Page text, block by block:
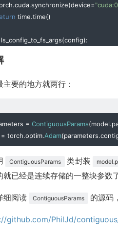
.cuda.synchronize(device=
time.time()
ls_config_to_fs_args(config):
Args:
encoder_ffn_embed_dim
encoder_attention_heads
: int
dropout
: float
attention_dropout
: float
activation_dropout
float
Args
config
hidden_size
config
intermediate_size
主要的地方就两行：
= ContiguousParams(model.
= torch.optim.Adam(parameters.
ContiguousParams 类封装
就已经是连续存储的一整块参数了
细阅读 ContiguousParams 的源码
github.com/PhilJd/